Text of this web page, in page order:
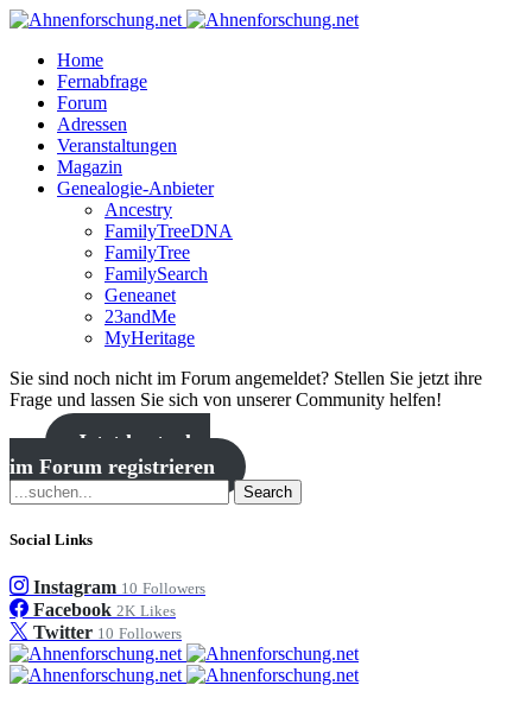
Home
Fernabfrage
Forum
Adressen
Veranstaltungen
Magazin
Genealogie-Anbieter
Ancestry
FamilyTreeDNA
FamilyTree
FamilySearch
Geneanet
23andMe
MyHeritage
Sie sind noch nicht im Forum angemeldet? Stellen Sie jetzt ihre
Frage und lassen Sie sich von unserer Community helfen!
Jetzt kostenlos
im Forum registrieren
Search
Social Links
Instagram 10 Followers
Facebook 2K Likes
Twitter 10 Followers